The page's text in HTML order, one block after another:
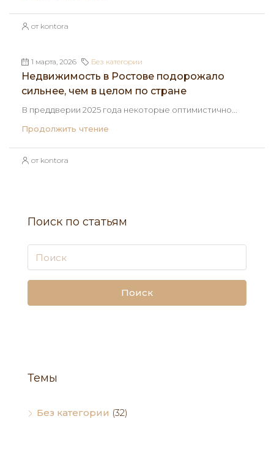
от kontora
1 марта, 2026 Без категории
Недвижимость в Ростове подорожало
сильнее, чем в целом по стране
В преддверии 2025 года некоторые оптимистично...
Продолжить чтение
от kontora
Поиск по статьям
Поиск
Темы
Без категории (32)